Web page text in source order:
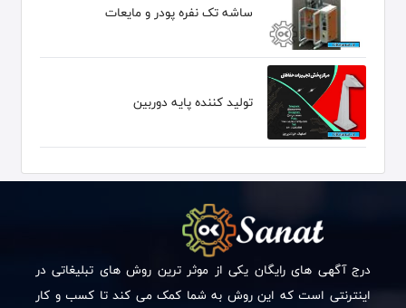
ساشه تک نفره پودر و مایعات
توليد كننده پايه دوربين
درج آگهی های رایگان یکی از موثر ترین روش های تبلیغاتی در
اینترنتی است که این روش به شما کمک می کند تا کسب و کار